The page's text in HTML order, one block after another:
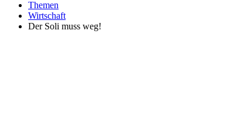
Themen
Wirtschaft
Der Soli muss weg!